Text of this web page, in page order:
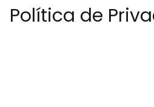
Política de